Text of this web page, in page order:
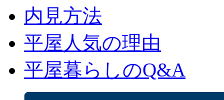
内見方法
平屋人気の理由
平屋暮らしのQ&A